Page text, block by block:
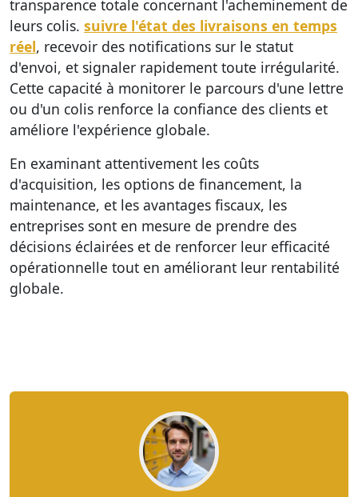
transparence totale concernant l'acheminement de
leurs colis. suivre l'état des livraisons en temps
réel, recevoir des notifications sur le statut
d'envoi, et signaler rapidement toute irrégularité.
Cette capacité à monitorer le parcours d'une lettre
ou d'un colis renforce la confiance des clients et
améliore l'expérience globale.
En examinant attentivement les coûts
d'acquisition, les options de financement, la
maintenance, et les avantages fiscaux, les
entreprises sont en mesure de prendre des
décisions éclairées et de renforcer leur efficacité
opérationnelle tout en améliorant leur rentabilité
globale.